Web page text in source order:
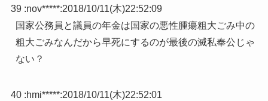
39 :nov*****:2018/10/11(木)22:52:09
国家公務員と議員の年金は国家の悪性腫瘍粗大ごみ中の
粗大ごみなんだから早死にするのが最後の滅私奉公じゃ
ない？
40 :hmi*****:2018/10/11(木)22:52:01